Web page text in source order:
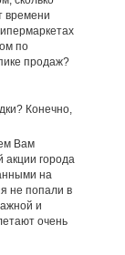
времени
по
продаж?
Конечно,
Вам
акции города
на
не попали в
и
очень